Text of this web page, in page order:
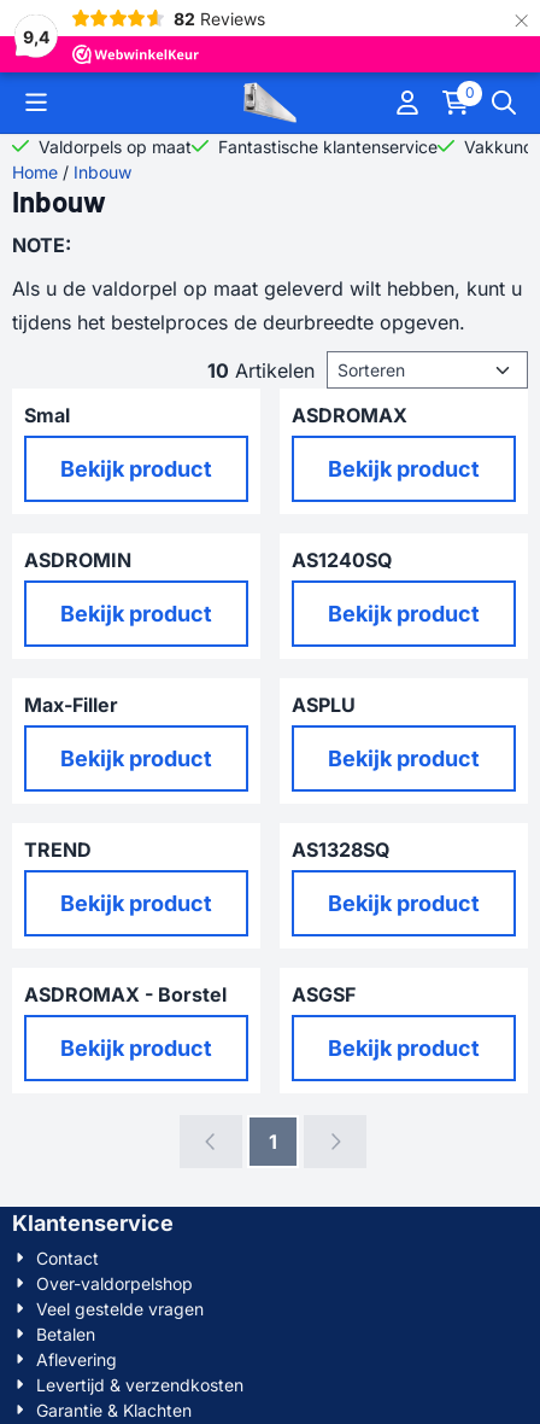
9,4
82 Reviews ×
Cookievoorkeuren zijn momenteel gesloten. 0
Valdorpels op maat Fantastische klantenservice
Home / Inbouw
Inbouw
NOTE:
Als u de valdorpel op maat geleverd wilt hebben, kunt u
tijdens het bestelproces de deurbreedte opgeven.
10 Artikelen Sorteermethode
Smal
Prijs niet zichtbaar
Bekijk product
ASDROMAX
Prijs niet zichtbaar
Bekijk product
ASDROMIN
Prijs niet zichtbaar
Bekijk product
AS1240SQ
Prijs niet zichtbaar
Bekijk product
Max-Filler
Prijs niet zichtbaar
Bekijk product
ASPLU
Prijs niet zichtbaar
Bekijk product
TREND
Prijs niet zichtbaar
Bekijk product
AS1328SQ
Prijs niet zichtbaar
Bekijk product
ASDROMAX - Borstel
Prijs niet zichtbaar
Bekijk product
ASGSF
Prijs niet zichtbaar
Bekijk product
1
Klantenservice
Contact
Over-valdorpelshop
Veel gestelde vragen
Betalen
Aflevering
Levertijd & verzendkosten
Garantie & Klachten